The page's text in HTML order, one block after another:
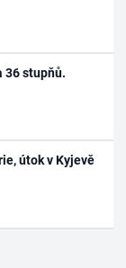
36 stupňů.
útok v Kyjevě